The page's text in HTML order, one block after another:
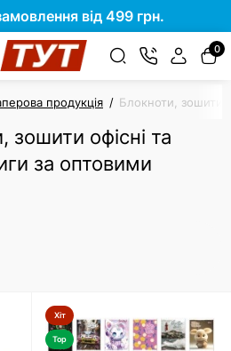
від 499 грн.
0
продукція Блокноти, зошити
зошити офісні та
за оптовими
Хіт
Top